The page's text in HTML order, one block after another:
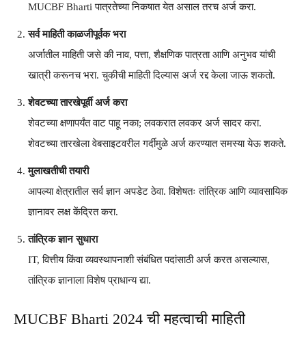
MUCBF Bharti पात्रतेच्या निकषात येत असाल तरच अर्ज करा.
सर्व माहिती काळजीपूर्वक भरा
अर्जातील माहिती जसे की नाव, पत्ता, शैक्षणिक पात्रता आणि अनुभव यांची
खात्री करूनच भरा. चुकीची माहिती दिल्यास अर्ज रद्द केला जाऊ शकतो.
शेवटच्या तारखेपूर्वी अर्ज करा
शेवटच्या क्षणापर्यंत वाट पाहू नका; लवकरात लवकर अर्ज सादर करा.
शेवटच्या तारखेला वेबसाइटवरील गर्दीमुळे अर्ज करण्यात समस्या येऊ शकते.
मुलाखतीची तयारी
आपल्या क्षेत्रातील सर्व ज्ञान अपडेट ठेवा. विशेषतः तांत्रिक आणि व्यावसायिक
ज्ञानावर लक्ष केंद्रित करा.
तांत्रिक ज्ञान सुधारा
IT, वित्तीय किंवा व्यवस्थापनाशी संबंधित पदांसाठी अर्ज करत असल्यास,
तांत्रिक ज्ञानाला विशेष प्राधान्य द्या.
MUCBF Bharti 2024 ची महत्वाची माहिती